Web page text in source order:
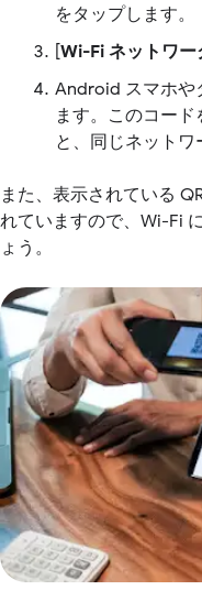
をタップします。
[Wi-Fi ネットワー
Android スマホや
ます。このコー
と、同じネットワ
また、表示されている
れていますので、Wi-Fi
ょう。